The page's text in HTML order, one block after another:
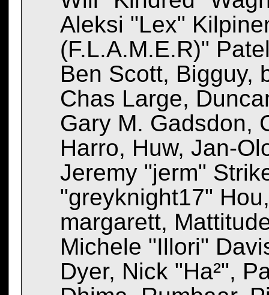
Aleksi "Lex"
(F.L.A.M.E.R)"
Ben Scott, Bigguy,
Chas Large,
Gary M. Gadsdon,
Harro, Huw, Jan-
Jeremy "jerm"
"greyknight17"
margarett,
Michele "Illori"
Dyer, Nick "Ha²",